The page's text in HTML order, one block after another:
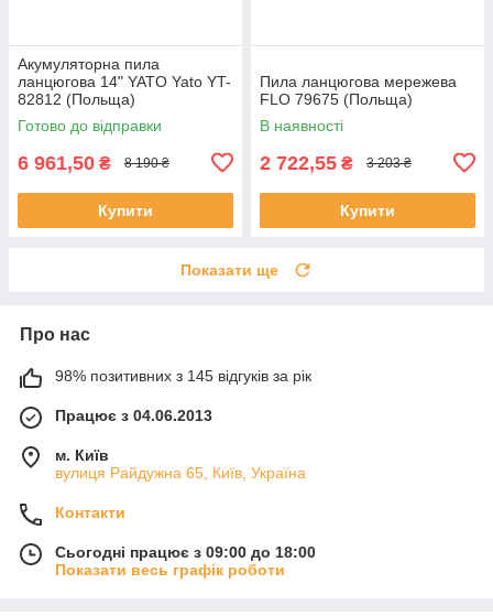
Акумуляторна пила
ланцюгова 14" YATO Yato YT-
82812 (Польща)
Готово до відправки
6 961,50 ₴ 8 190 ₴
Купити
Пила ланцюгова мережева
FLO 79675 (Польща)
В наявності
2 722,55 ₴ 3 203 ₴
Купити
Показати ще
Про нас
98% позитивних з 145 відгуків за рік
Працює з 04.06.2013
м. Київ
вулиця Райдужна 65, Київ, Україна
Контакти
Сьогодні працює з 09:00 до 18:00
Показати весь графік роботи